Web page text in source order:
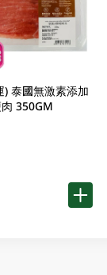
) 泰國無激素添加
350GM